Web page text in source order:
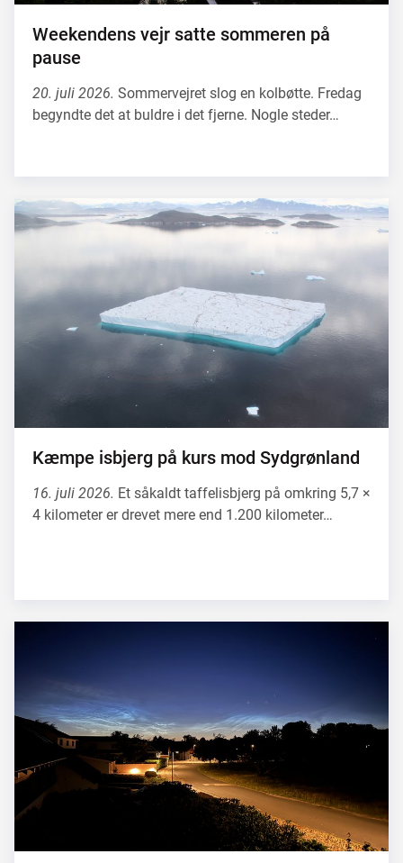
Weekendens vejr satte sommeren på
pause
20. juli 2026. Sommervejret slog en kolbøtte. Fredag
begyndte det at buldre i det fjerne. Nogle steder…
Kæmpe isbjerg på kurs mod Sydgrønland
16. juli 2026. Et såkaldt taffelisbjerg på omkring 5,7 ×
4 kilometer er drevet mere end 1.200 kilometer…